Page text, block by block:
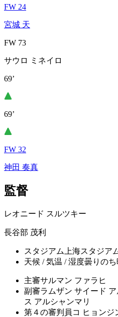
FW 24
宮城 天
FW 73
サウロ ミネイロ
69’
69’
FW 32
神田 奏真
監督
レオニード スルツキー
長谷部 茂利
スタジアム 上海スタジア
天候 / 気温 / 湿度曇りの
主審サルマン ファラヒ
副審ラムザン サイード
ス アルシャンマリ
第４の審判員 コ ヒョンジ